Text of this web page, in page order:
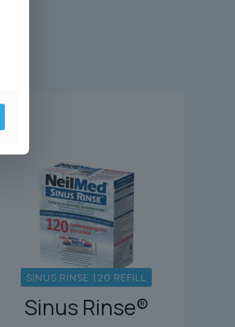
SINUS RINSE 120 REFILL
Sinus Rinse®